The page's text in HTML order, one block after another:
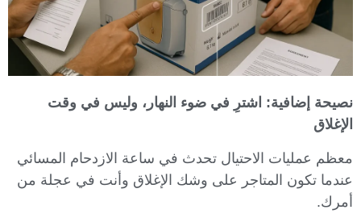
نصيحة إضافية: اشترِ في ضوء النهار، وليس في وقت
الإغلاق
معظم عمليات الاحتيال تحدث في ساعة الازدحام المسائي
عندما تكون المتاجر على وشك الإغلاق وأنت في عجلة من
أمرك.